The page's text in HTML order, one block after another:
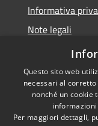
Informativa
Note legali
Dichiarazione di
Questo sito web
necessari al
nonché un cookie
Per maggiori dettagli,